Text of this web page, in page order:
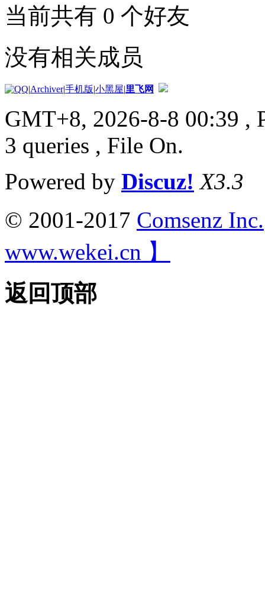
当前共有 0 个好友
没有相关成员
|Archiver|手机版|小黑屋|里飞网
GMT+8, 2026-8-8 00:39 ,
3 queries , File On.
Powered by Discuz! X3.3
© 2001-2017 Comsenz Inc.
www.wekei.cn 】
返回顶部